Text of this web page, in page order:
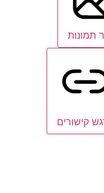
תמונות
קישורים